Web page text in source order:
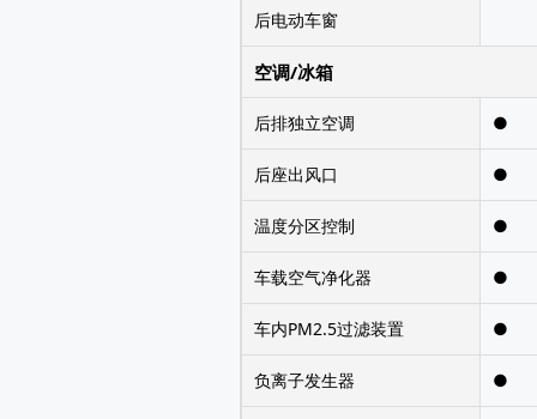
后电动车窗
空调/冰箱
后排独立空调 ●
后座出风口 ●
温度分区控制 ●
车载空气净化器 ●
车内PM2.5过滤装置 ●
负离子发生器 ●